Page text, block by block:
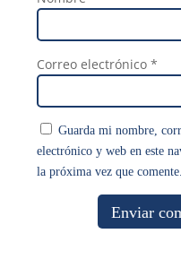
Correo electrónico *
Guarda mi nombre,
electrónico y web en este
la próxima vez que comente.